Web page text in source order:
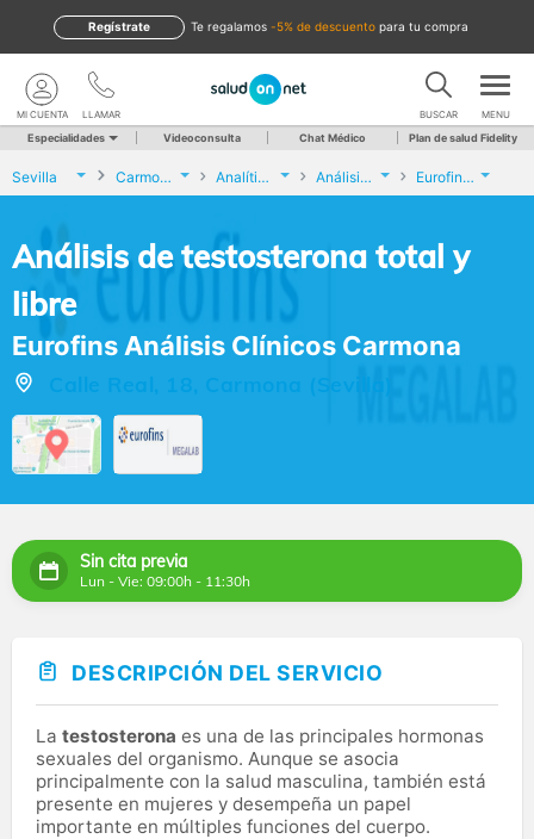
te regalamos -5% de descuento para tu compra
Regístrate
LLAMAR
MI CUENTA BUSCAR MENU
Especialidades Videoconsulta Chat Médico Plan de salud Fidelity
Sevilla Carmona Analíticas y Genética Análisis de testosterona total y libre Eurofins Análisis Clínicos Carmona
Análisis de testosterona total y
libre
Eurofins Análisis Clínicos Carmona
Calle Real, 18, Carmona (Sevilla)
Sin cita previa
Lun - Vie: 09:00h - 11:30h
DESCRIPCIÓN DEL SERVICIO
La testosterona es una de las principales hormonas
sexuales del organismo. Aunque se asocia
principalmente con la salud masculina, también está
presente en mujeres y desempeña un papel
importante en múltiples funciones del cuerpo.